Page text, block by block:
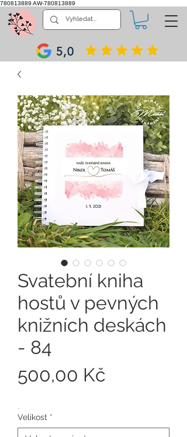
780813889 AW-780813889
5,0
Svatební kniha
hostů v pevných
knižních deskách
- 84
500,00 Kč
.
Velikost *